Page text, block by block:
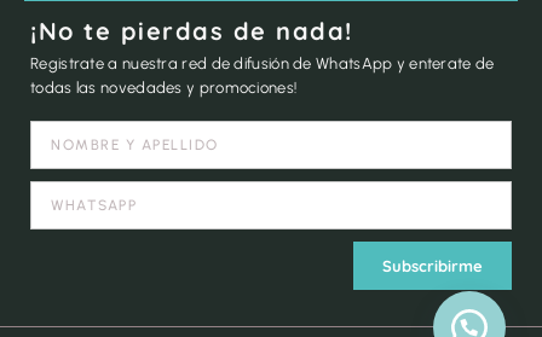
¡No te pierdas de nada!
Registrate a nuestra red de difusión de WhatsApp y enterate de
todas las novedades y promociones!
Subscribirme